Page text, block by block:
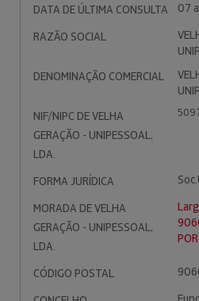
DATA DE ÚLTIMA CONSULTA
07
RAZÃO SOCIAL
DENOMINAÇÃO COMERCIAL
NIF/NIPC DE VELHA
GERAÇÃO - UNIPESSOAL,
LDA.
FORMA JURÍDICA
MORADA DE VELHA
GERAÇÃO - UNIPESSOAL,
LDA.
CÓDIGO POSTAL